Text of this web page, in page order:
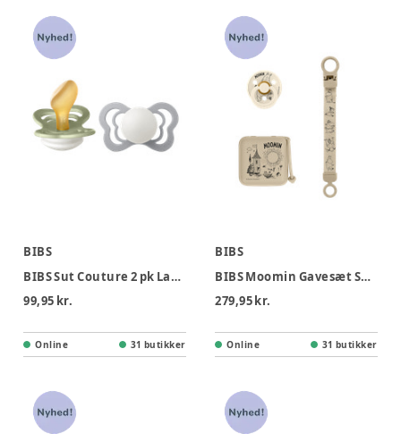
BIBS
BIBS Sut Couture 2 pk Latex Str 2 - Sage Cloud, Nat
99,95 kr.
Online 31 butikker
BIBS
BIBS Moomin Gavesæt Soothe & Go Lat Str 2 - Vanilla
279,95 kr.
Online 31 butikker